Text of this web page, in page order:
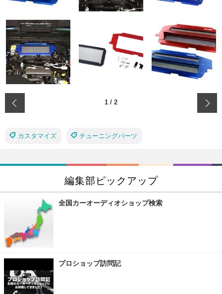
1 / 2
カスタマイズ チューニングパーツ
編集部ピックアップ
全国カーオーディオショップ検索
プロショップ訪問記